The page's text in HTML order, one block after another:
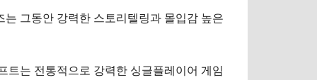
그동안 강력한 스토리텔링과 몰입감 높은
트는 전통적으로 강력한 싱글플레이어 게임